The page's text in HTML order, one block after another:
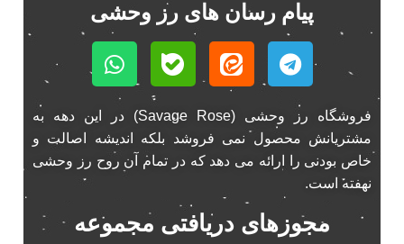
اینترفیس پژو 206
بازی ایرانی جالیز
بازی جالیز
بازی فکری جالیز
باند 550 وات 1
باند 6928
1
پیام رسان های رز وحشی
فروشگاه رز وحشی (Savage Rose) در این دهه به
مشتریانش محصول نمی فروشد بلکه اندیشه اصالت و
خاص بودنی را ارائه می دهد که در تمام آن روح رز وحشی
نهفته است.
مجوزهای دریافتی مجموعه